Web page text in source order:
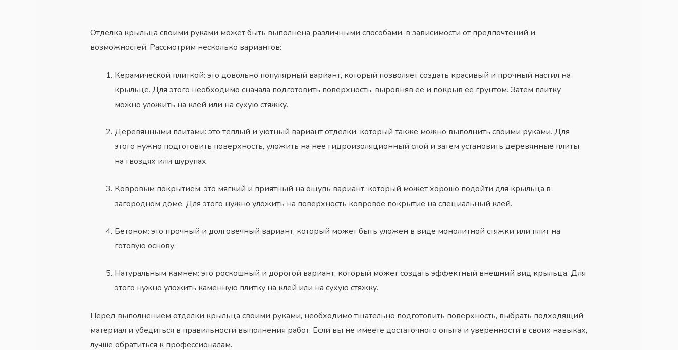
Отделка крыльца своими руками может быть выполнена различными способами, в зависимости от предпочтений и
возможностей. Рассмотрим несколько вариантов:
Керамической плиткой: это довольно популярный вариант, который позволяет создать красивый и прочный настил на
крыльце. Для этого необходимо сначала подготовить поверхность, выровняв ее и покрыв ее грунтом. Затем плитку
можно уложить на клей или на сухую стяжку.
Деревянными плитами: это теплый и уютный вариант отделки, который также можно выполнить своими руками. Для
этого нужно подготовить поверхность, уложить на нее гидроизоляционный слой и затем установить деревянные плиты
на гвоздях или шурупах.
Ковровым покрытием: это мягкий и приятный на ощупь вариант, который может хорошо подойти для крыльца в
загородном доме. Для этого нужно уложить на поверхность ковровое покрытие на специальный клей.
Бетоном: это прочный и долговечный вариант, который может быть уложен в виде монолитной стяжки или плит на
готовую основу.
Натуральным камнем: это роскошный и дорогой вариант, который может создать эффектный внешний вид крыльца. Для
этого нужно уложить каменную плитку на клей или на сухую стяжку.
Перед выполнением отделки крыльца своими руками, необходимо тщательно подготовить поверхность, выбрать подходящий
материал и убедиться в правильности выполнения работ. Если вы не имеете достаточного опыта и уверенности в своих навыках,
лучше обратиться к профессионалам.